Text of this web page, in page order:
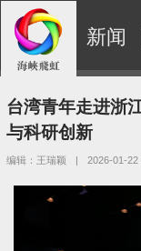
新闻
台湾青年走进浙
与科研创新
编辑：王瑞颖 | 2026-01-22